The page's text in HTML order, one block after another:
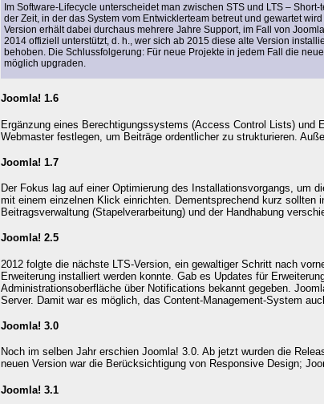
Im Software-Lifecycle unterscheidet man zwischen STS und LTS – Short-
der Zeit, in der das System vom Entwicklerteam betreut und gewartet
Version erhält dabei durchaus mehrere Jahre Support, im Fall von
2014 offiziell unterstützt, d. h., wer sich ab 2015 diese alte Version
behoben. Die Schlussfolgerung: Für neue Projekte in jedem Fall die
möglich upgraden.
Joomla! 1.6
Ergänzung eines Berechtigungssystems (Access Control Lists) und
Webmaster festlegen, um Beiträge ordentlicher zu strukturieren.
Joomla! 1.7
Der Fokus lag auf einer Optimierung des Installationsvorgangs, um
mit einem einzelnen Klick einrichten. Dementsprechend kurz sollten
Beitragsverwaltung (Stapelverarbeitung) und der Handhabung
Joomla! 2.5
2012 folgte die nächste LTS-Version, ein gewaltiger Schritt nach
Erweiterung installiert werden konnte. Gab es Updates für
Administrationsoberfläche über Notifications bekannt gegeben.
Server. Damit war es möglich, das Content-Management-System
Joomla! 3.0
Noch im selben Jahr erschien Joomla! 3.0. Ab jetzt wurden die
neuen Version war die Berücksichtigung von Responsive Design;
Joomla! 3.1